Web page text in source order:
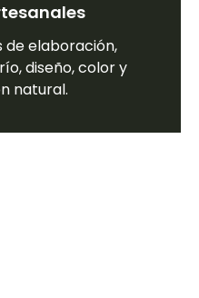
elaboración,
diseño, color y
natural.